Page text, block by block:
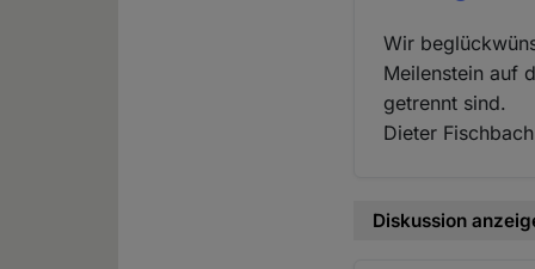
Wir
Meilenstein auf
getrennt sind.
Dieter
Diskussion